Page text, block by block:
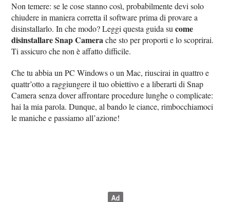
Non temere: se le cose stanno così, probabilmente devi solo
chiudere in maniera corretta il software prima di provare a
disinstallarlo. In che modo? Leggi questa guida sucome
disinstallare Snap Camerache sto per proporti e lo scoprirai.
Ti assicuro che non è affatto difficile.
Che tu abbia un PC Windows o un Mac, riuscirai in quattro e
quattr’otto a raggiungere il tuo obiettivo e a liberarti di Snap
Camera senza dover affrontare procedure lunghe o complicate:
hai la mia parola. Dunque, al bando le ciance, rimbocchiamoci
le maniche e passiamo all’azione!